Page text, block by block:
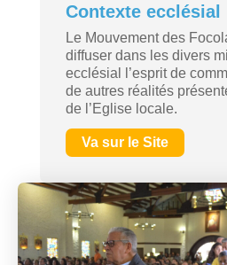
Contexte ecclésial
Le Mouvement des
diffuser dans les divers
ecclésial l’esprit de
de autres réalités
de l’Eglise locale.
Va sur le Site